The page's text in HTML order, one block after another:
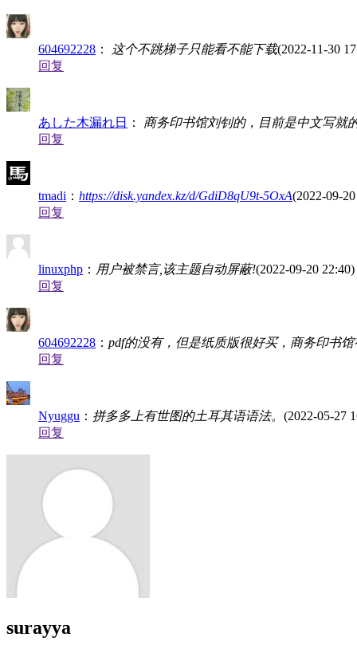
604692228 ： 这个不跳梯子只能看不能下载(2022-11-30
回复
あした木漏れ日 ：
商务印书馆刘钊的，目前是中文写就
回复
tmadi ： https://disk.yandex.kz/d/GdiD8qU9t-5OxA(2022-09-
回复
linuxphp ： 用户被禁言,该主题自动屏蔽!(2022-09-20 22:40)
回复
604692228 ： pdf的没有，但是纸质版很好买，商务印书
回复
Nyuggu ： 拼多多上有世图的土耳其语语法。 (2022-05-27
回复
surayya